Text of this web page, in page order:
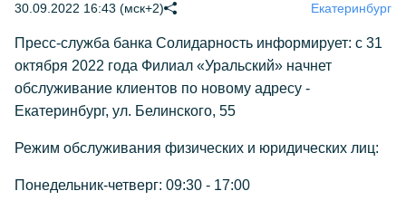
30.09.2022 16:43 (мск+2) Екатеринбург
Пресс-служба банка Солидарность информирует: с 31
октября 2022 года Филиал «Уральский» начнет
обслуживание клиентов по новому адресу -
Екатеринбург, ул. Белинского, 55
Режим обслуживания физических и юридических лиц:
Понедельник-четверг: 09:30 - 17:00